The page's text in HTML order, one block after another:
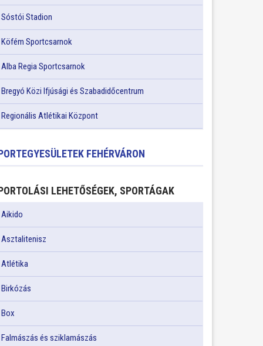
Sóstói Stadion
Köfém Sportcsarnok
Alba Regia Sportcsarnok
Bregyó Közi Ifjúsági és Szabadidőcentrum
Regionális Atlétikai Központ
FEHÉRVÁRON
LEHETŐSÉGEK, SPORTÁGAK
Aikido
Asztalitenisz
Atlétika
Birkózás
Box
Falmászás és sziklamászás